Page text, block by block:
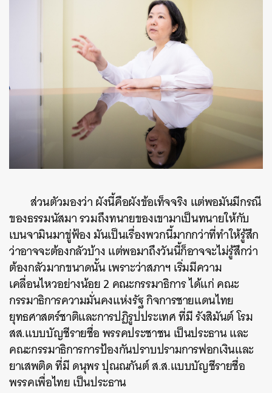
ส่วนตัวมองว่า ผังนี้คือผังข้อเท็จจริง แต่พอมันมีกรณี
ของธรรมนัสมา รวมถึงทนายของเขามาเป็นทนายให้กับ
เบนจามินมาขู่ฟ้อง มันเป็นเรื่องพวกนี้มากกว่าที่ทำให้รู้สึก
ว่าอาจจะต้องกลัวบ้าง แต่พอมาถึงวันนี้ก็อาจจะไม่รู้สึกว่า
ต้องกลัวมากขนาดนั้น เพราะว่าสภาฯ เริ่มมีความ
เคลื่อนไหวอย่างน้อย 2 คณะกรรมาธิการ ได้แก่ คณะ
กรรมาธิการความมั่นคงแห่งรัฐ กิจการชายแดนไทย
ยุทธศาสตร์ชาติและการปฏิรูปประเทศ ที่มี รังสิมันต์ โรม
สส.แบบบัญชีรายชื่อ พรรคประชาชน เป็นประธาน และ
คณะกรรมาธิการการป้องกันปราบปรามการฟอกเงินและ
ยาเสพติด ที่มี ดนุพร ปุณณกันต์ ส.ส.แบบบัญชีรายชื่อ
พรรคเพื่อไทย เป็นประธาน